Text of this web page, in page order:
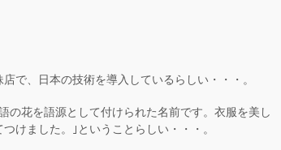
で、日本の技術を導入しているらしい・・・。
の花を語源として付けられた名前です。衣服を美し
けました。｣ということらしい・・・。